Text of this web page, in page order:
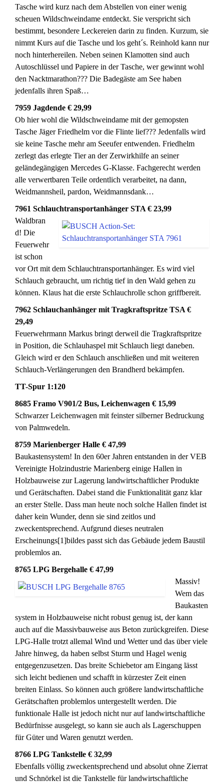
Tasche wird kurz nach dem Abstellen von einer wenig
scheuen Wildschweindame entdeckt. Sie verspricht sich
bestimmt, besondere Leckereien darin zu finden. Kurzum, sie
nimmt Kurs auf die Tasche und los geht´s. Reinhold kann nur
noch hinterhereilen. Neben seinen Klamotten sind auch
Autoschlüssel und Papiere in der Tasche, wer gewinnt wohl
den Nacktmarathon??? Die Badegäste am See haben
jedenfalls ihren Spaß…
7959 Jagdende € 29,99
Ob hier wohl die Wildschweindame mit der gemopsten
Tasche Jäger Friedhelm vor die Flinte lief??? Jedenfalls wird
sie keine Tasche mehr am Seeufer entwenden. Friedhelm
zerlegt das erlegte Tier an der Zerwirkhilfe an seiner
geländegängigen Mercedes G-Klasse. Fachgerecht werden
alle verwertbaren Teile ordentlich verarbeitet, na dann,
Weidmannsheil, pardon, Weidmannsdank…
7961 Schlauchtransportanhänger STA € 23,99
Waldbran
d! Die
Feuerwehr
ist schon
vor Ort mit dem Schlauchtransportanhänger. Es wird viel
Schlauch gebraucht, um richtig tief in den Wald gehen zu
können. Klaus hat die erste Schlauchrolle schon griffbereit.
7962 Schlauchanhänger mit Tragkraftspritze TSA €
29,49
Feuerwehrmann Markus bringt derweil die Tragkraftspritze
in Position, die Schlauhaspel mit Schlauch liegt daneben.
Gleich wird er den Schlauch anschließen und mit weiteren
Schlauch-Verlängerungen den Brandherd bekämpfen.
TT-Spur 1:120
8685 Framo V901/2 Bus, Leichenwagen € 15,99
Schwarzer Leichenwagen mit feinster silberner Bedruckung
von Palmwedeln.
8759 Marienberger Halle € 47,99
Baukastensystem! In den 60er Jahren entstanden in der VEB
Vereinigte Holzindustrie Marienberg einige Hallen in
Holzbauweise zur Lagerung landwirtschaftlicher Produkte
und Gerätschaften. Dabei stand die Funktionalität ganz klar
an erster Stelle. Dass man heute noch solche Hallen findet ist
daher kein Wunder, denn sie sind zeitlos und
zweckentsprechend. Aufgrund dieses neutralen
Erscheinungs[1]bildes passt sich das Gebäude jedem Baustil
problemlos an.
8765 LPG Bergehalle € 47,99
Massiv!
Wem das
Baukasten
system in Holzbauweise nicht robust genug ist, der kann
auch auf die Massivbauweise aus Beton zurückgreifen. Diese
LPG-Halle trotzt allemal Wind und Wetter und das über viele
Jahre hinweg, da haben selbst Sturm und Hagel wenig
entgegenzusetzen. Das breite Schiebetor am Eingang lässt
sich leicht bedienen und schafft in kürzester Zeit einen
breiten Einlass. So können auch größere landwirtschaftliche
Gerätschaften problemlos untergestellt werden. Die
funktionale Halle ist jedoch nicht nur auf landwirtschaftliche
Bedürfnisse ausgelegt, so kann sie auch als Lagerschuppen
für Güter und Waren genutzt werden.
8766 LPG Tankstelle € 32,99
Ebenfalls völlig zweckentsprechend und absolut ohne Zierrat
und Schnörkel ist die Tankstelle für landwirtschaftliche